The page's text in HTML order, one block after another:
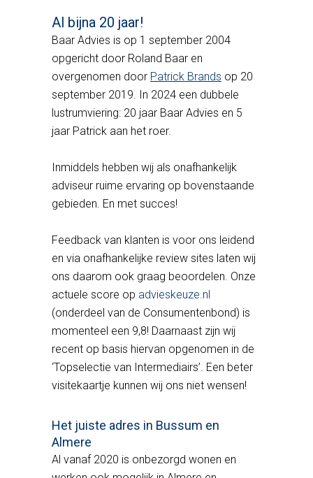
Al bijna 20 jaar!
Baar Advies is op 1 september 2004
opgericht door Roland Baar en
overgenomen door Patrick Brands op 20
september 2019. In 2024 een dubbele
lustrumviering: 20 jaar Baar Advies en 5
jaar Patrick aan het roer.
Inmiddels hebben wij als onafhankelijk
adviseur ruime ervaring op bovenstaande
gebieden. En met succes!
Feedback van klanten is voor ons leidend
en via onafhankelijke review sites laten wij
ons daarom ook graag beoordelen. Onze
actuele score op advieskeuze.nl
(onderdeel van de Consumentenbond) is
momenteel een 9,8! Daarnaast zijn wij
recent op basis hiervan opgenomen in de
‘Topselectie van Intermediairs’. Een beter
visitekaartje kunnen wij ons niet wensen!
Het juiste adres in Bussum en
Almere
Al vanaf 2020 is onbezorgd wonen en